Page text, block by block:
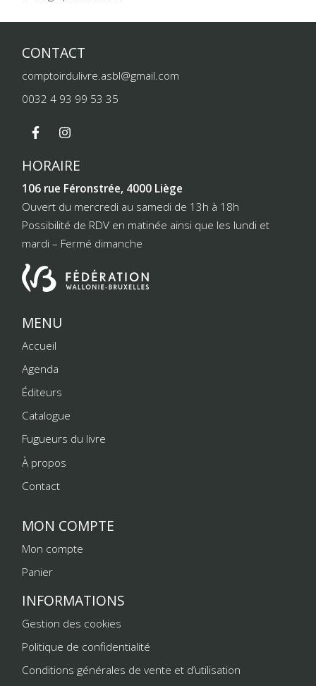
CONTACT
comptoirdulivre.asbl@gmail.com
0032 4 93 99 53 35
HORAIRE
106 rue Féronstrée, 4000 Liège
Ouvert du mercredi au samedi de 13h à 18h
Possibilité de RDV en matinée ainsi que les lundi et
mardi – Fermé dimanche
MENU
Accueil
Agenda
Éditeurs
Catalogue
Fugueurs du livre
À propos
Contact
MON COMPTE
Mon compte
Panier
INFORMATIONS
Gestion des cookies
Politique de confidentialité
Conditions générales de vente et d’utilisation